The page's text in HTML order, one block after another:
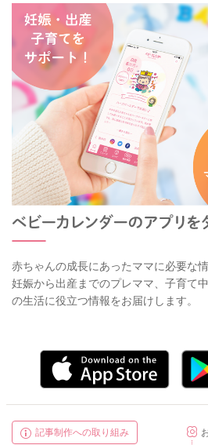
赤ちゃんの成長にあったママに必要な
妊娠から出産までのプレママ、子育て
の生活に役立つ情報をお届けします。
記事制作への取り組み